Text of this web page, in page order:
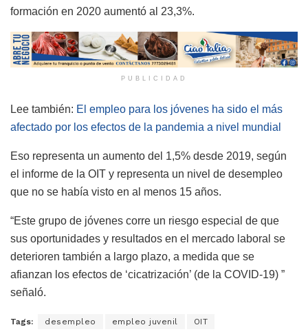
formación en 2020 aumentó al 23,3%.
PUBLICIDAD
Lee también: El empleo para los jóvenes ha sido el más
afectado por los efectos de la pandemia a nivel mundial
Eso representa un aumento del 1,5% desde 2019, según
el informe de la OIT y representa un nivel de desempleo
que no se había visto en al menos 15 años.
“Este grupo de jóvenes corre un riesgo especial de que
sus oportunidades y resultados en el mercado laboral se
deterioren también a largo plazo, a medida que se
afianzan los efectos de ‘cicatrización’ (de la COVID-19) ”
señaló.
Tags: desempleo empleo juvenil OIT